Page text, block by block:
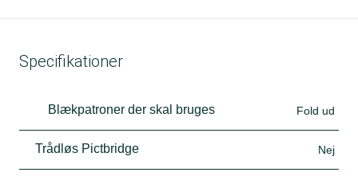
Specifikationer
Blækpatroner der skal bruges Fold ud
Trådløs Pictbridge Nej